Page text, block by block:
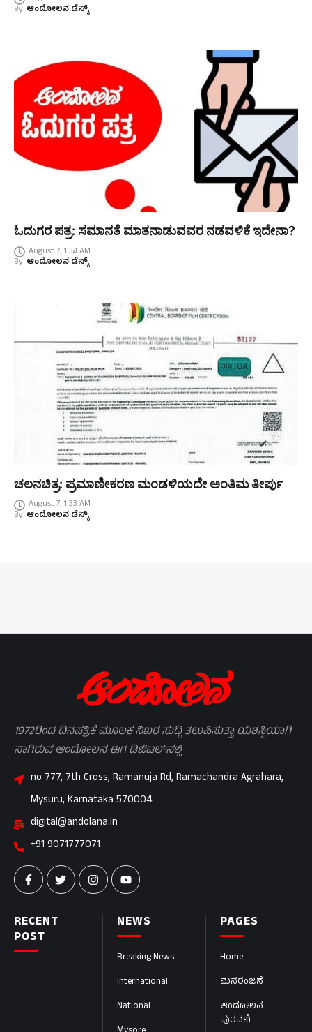
By ಆಂದೋಲನ ಡೆಸ್ಕ್
ಓದುಗರ ಪತ್ರ: ಸಮಾನತೆ ಮಾತನಾಡುವವರ ನಡವಳಿಕೆ ಇದೇನಾ?
August 7, 1:34 AM
By ಆಂದೋಲನ ಡೆಸ್ಕ್
ಚಲನಚಿತ್ರ: ಪ್ರಮಾಣೀಕರಣ ಮಂಡಳಿಯದೇ ಅಂತಿಮ ತೀರ್ಪು
August 7, 1:33 AM
By ಆಂದೋಲನ ಡೆಸ್ಕ್
PAGES
Home
ಮನರಂಜನೆ
ಆಂದೋಲನ
ಪುರವಣಿ
NEWS
Breaking News
International
National
RECENT
POST
1972ರಿಂದ ದಿನಪತ್ರಿಕೆ ಮೂಲಕ ನಿಖರ ಸುದ್ದಿ ತಲುಪಿಸುತ್ತಾ ಯಶಸ್ವಿಯಾಗಿ
ಸಾಗಿರುವ ಆಂದೋಲನ ಈಗ ಡಿಜಿಟಲ್‌ನಲ್ಲಿ
no 777, 7th Cross, Ramanuja Rd, Ramachandra Agrahara,
Mysuru, Karnataka 570004
digital@andolana.in
+91 9071777071